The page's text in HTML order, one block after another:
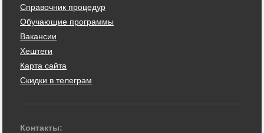
Справочник процедур
Обучающие программы
Вакансии
Хештеги
Карта сайта
Скидки в телеграм
Контакты: